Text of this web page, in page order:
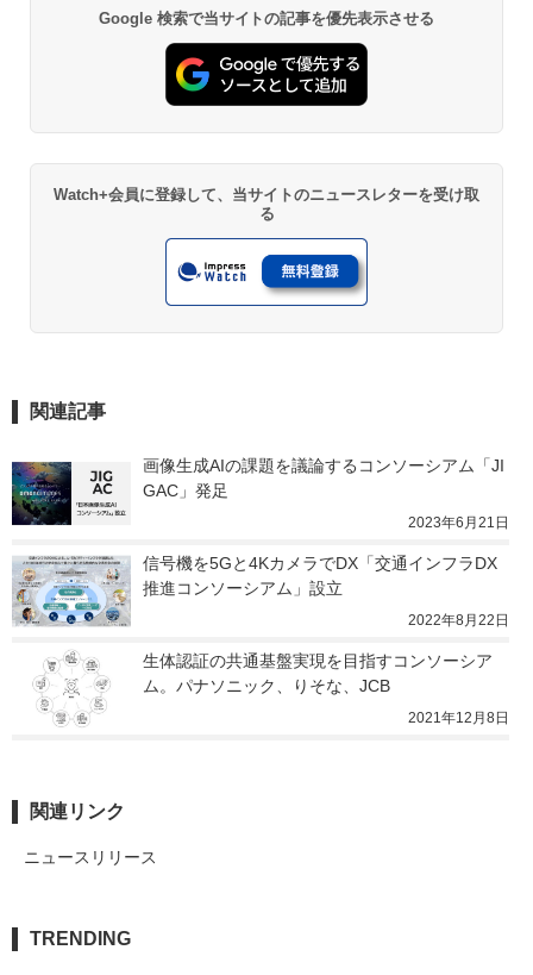
Google 検索で当サイトの記事を優先表示させる
Watch+会員に登録して、当サイトのニュースレターを受け取
る
関連記事
画像生成AIの課題を議論するコンソーシアム「JI
GAC」発足
2023年6月21日
信号機を5Gと4KカメラでDX「交通インフラDX
推進コンソーシアム」設立
2022年8月22日
生体認証の共通基盤実現を目指すコンソーシア
ム。パナソニック、りそな、JCB
2021年12月8日
関連リンク
ニュースリリース
TRENDING